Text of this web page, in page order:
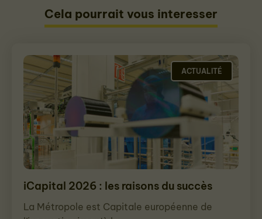
Cela pourrait vous interesser
iCapital 2026 : les raisons du succès
La Métropole est Capitale européenne de
ACTUALITÉ